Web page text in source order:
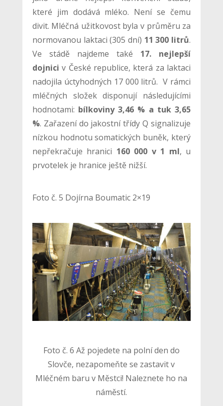
které jim dodává mléko. Není se čemu
divit. Mléčná užitkovost byla v průměru za
normovanou laktaci (305 dní) 11 300 litrů.
Ve stádě najdeme také 17. nejlepší
dojnici v České republice, která za laktaci
nadojila úctyhodných 17 000 litrů. V rámci
mléčných složek disponují následujícími
hodnotami: bílkoviny 3,46 % a tuk 3,65
%. Zařazení do jakostní třídy Q signalizuje
nízkou hodnotu somatických buněk, který
nepřekračuje hranici 160 000 v 1 ml, u
prvotelek je hranice ještě nižší.
Foto č. 5 Dojírna Boumatic 2×19
Foto č. 6 Až pojedete na polní den do
Slovče, nezapomeňte se zastavit v
Mléčném baru v Městci! Naleznete ho na
náměstí.